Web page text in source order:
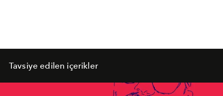
Tavsiye edilen içerikler